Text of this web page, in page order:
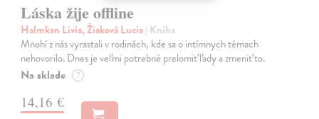
Láska žije offline
Halmkan Lívia, Žiaková Lucia| Kniha
Mnohí z nás vyrastali v rodinách, kde sa o intímnych témach
nehovorilo. Dnes je veľmi potrebné prelomiť ľady a zmeniť to.
Na sklade ?
14,16 €